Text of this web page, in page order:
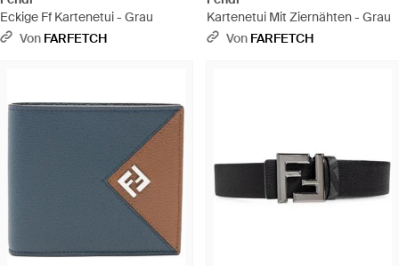
Eckige Ff Kartenetui - Grau
Von FARFETCH
Kartenetui Mit Ziernähten - Grau
Von FARFETCH